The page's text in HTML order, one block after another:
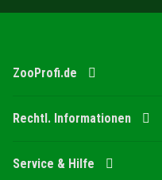
ZooProfi.de
Rechtl. Informationen
Service & Hilfe